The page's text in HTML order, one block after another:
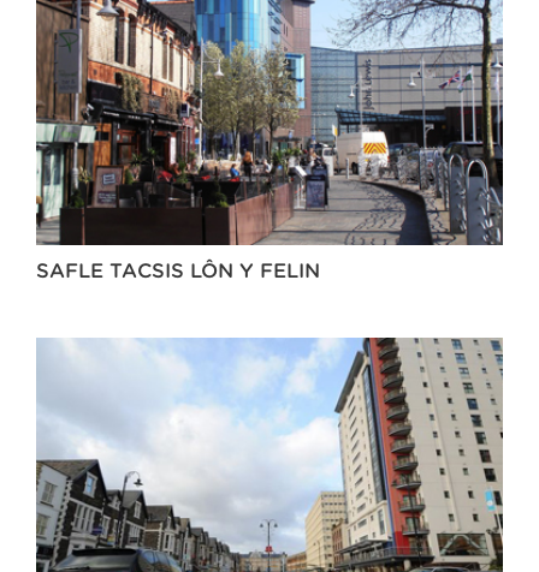
SAFLE TACSIS LÔN Y FELIN